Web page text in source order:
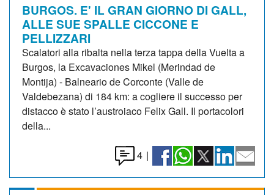
BURGOS. E' IL GRAN GIORNO DI GALL,
ALLE SUE SPALLE CICCONE E
PELLIZZARI
Scalatori alla ribalta nella terza tappa della Vuelta a
Burgos, la Excavaciones Mikel (Merindad de
Montija) - Balneario de Corconte (Valle de
Valdebezana) di 184 km: a cogliere il successo per
distacco è stato l’austroiaco Felix Gall. Il portacolori
della...
4 |